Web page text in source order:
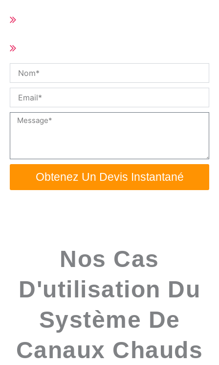
Message
Obtenez Un Devis Instantané
Nos Cas
D'utilisation Du
Système De
Canaux Chauds